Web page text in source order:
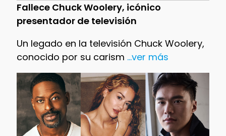
Fallece Chuck Woolery, icónico
presentador de televisión
Un legado en la televisión Chuck Woolery,
conocido por su carism ...ver más